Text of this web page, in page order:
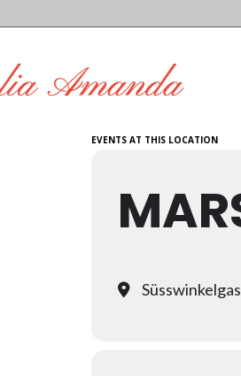
EVENTS AT THIS LOCATION